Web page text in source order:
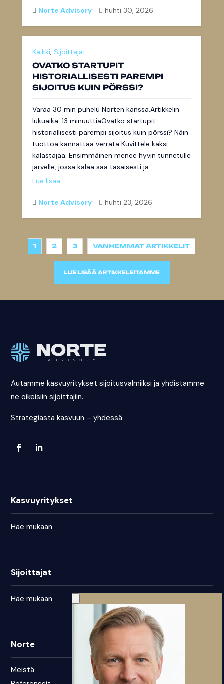
 Norte Advisory  huhti 30, 2026
Kaikki, Sijoittajat
OVATKO STARTUPIT
HISTORIALLISESTI PAREMPI
SIJOITUS KUIN PÖRSSI?
Varaa 30 min puhelu Norten kanssa.Artikkelin
lukuaika: 13 minuuttiaOvatko startupit
historiallisesti parempi sijoitus kuin pörssi? Näin
tuottoa kannattaa verrata Kuvittele kaksi
kalastajaa. Ensimmäinen menee hyvin tunnetulle
järvelle, jossa kalaa saa tasaisesti ja...
Lue lisää
 Norte Advisory  huhti 23, 2026
1 2 3 VANHEMMAT ARTIKKELIT
LUE LISÄÄ ARTIKKELEITAMME
Autamme kasvuyritykset sijoitusvalmiiksi ja yhdistämme
ne oikeisiin sijoittajiin.
Strategiasta kasvuun – yhdessä.
Kasvuyritykset
Hae mukaan
Sijoittajat
Hae mukaan
Norte
Meistä